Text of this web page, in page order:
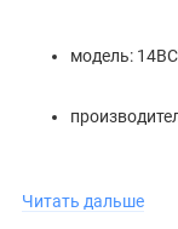
модель:
Читать дальше